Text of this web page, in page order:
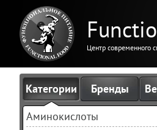
Центр современного
Категории Бренды
Аминокислоты